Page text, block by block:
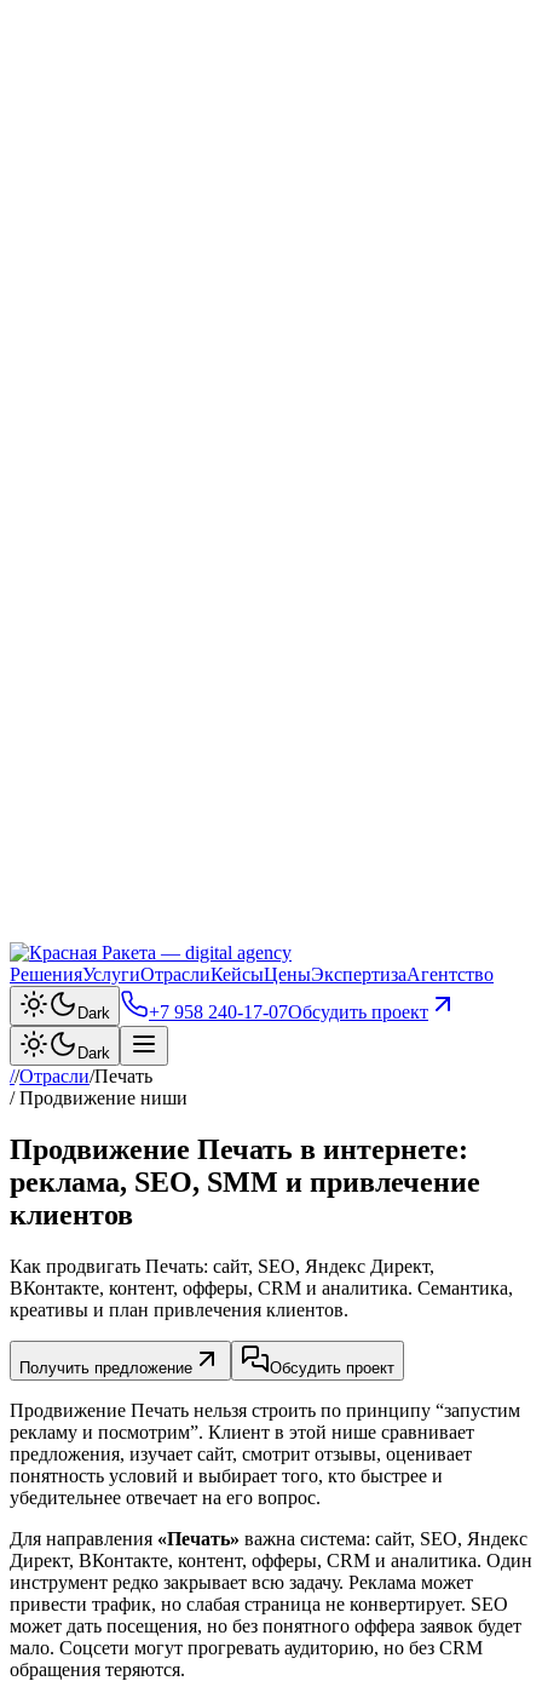
РешенияУслугиОтраслиКейсыЦеныЭкспертизаАгентство
Dark +7 958 240‑17‑07Обсудить проект
Dark
//Отрасли/Печать
/ Продвижение ниши
Продвижение Печать в интернете:
реклама, SEO, SMM и привлечение
клиентов
Как продвигать Печать: сайт, SEO, Яндекс Директ,
ВКонтакте, контент, офферы, CRM и аналитика. Семантика,
креативы и план привлечения клиентов.
Получить предложение Обсудить проект
Продвижение Печать нельзя строить по принципу “запустим
рекламу и посмотрим”. Клиент в этой нише сравнивает
предложения, изучает сайт, смотрит отзывы, оценивает
понятность условий и выбирает того, кто быстрее и
убедительнее отвечает на его вопрос.
Для направления «Печать» важна система: сайт, SEO, Яндекс
Директ, ВКонтакте, контент, офферы, CRM и аналитика. Один
инструмент редко закрывает всю задачу. Реклама может
привести трафик, но слабая страница не конвертирует. SEO
может дать посещения, но без понятного оффера заявок будет
мало. Соцсети могут прогревать аудиторию, но без CRM
обращения теряются.